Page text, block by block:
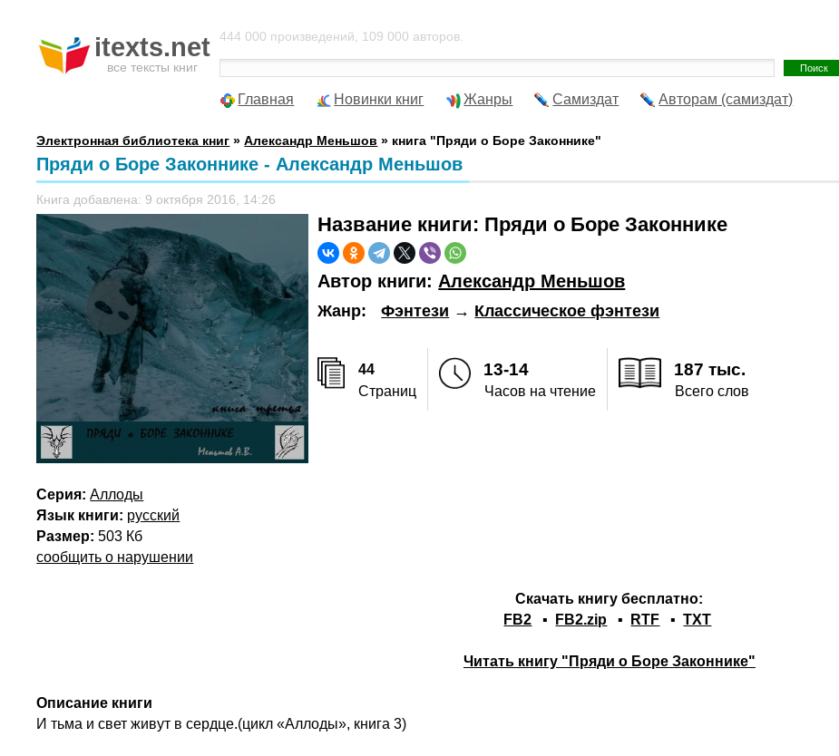
itexts.net
все тексты книг
444 000 произведений, 109 000 авторов.
Главная Новинки книг Жанры Самиздат Авторам (самиздат)
Электронная библиотека книг »Александр Меньшов » книга "Пряди о Боре Законнике"
Пряди о Боре Законнике - Александр Меньшов
Книга добавлена: 9 октября 2016, 14:26
Название книги: Пряди о Боре Законнике
Автор книги: Александр Меньшов
Жанр: Фэнтези → Классическое фэнтези
44
Страниц
13-14
Часов на чтение
187 тыс.
Всего слов
Серия: Аллоды
Язык книги: русский
Размер: 503 Кб
сообщить о нарушении
Скачать книгу бесплатно:
FB2 ▪ FB2.zip ▪ RTF ▪TXT
Читать книгу "Пряди о Боре Законнике"
Описание книги
И тьма и свет живут в сердце.(цикл «Аллоды», книга 3)